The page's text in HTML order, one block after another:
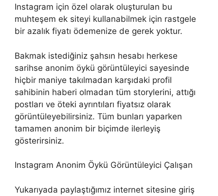
Instagram için özel olarak oluşturulan bu
muhteşem ek siteyi kullanabilmek için rastgele
bir azalık fiyatı ödemenize de gerek yoktur.
Bakmak istediğiniz şahsın hesabı herkese
sarihse anonim öykü görüntüleyici sayesinde
hiçbir maniye takılmadan karşıdaki profil
sahibinin haberi olmadan tüm storylerini, attığı
postları ve öteki ayrıntıları fiyatsız olarak
görüntüleyebilirsiniz. Tüm bunları yaparken
tamamen anonim bir biçimde ilerleyiş
gösterirsiniz.
Instagram Anonim Öykü Görüntüleyici Çalışan
Yukarıyada paylaştığımız internet sitesine giriş